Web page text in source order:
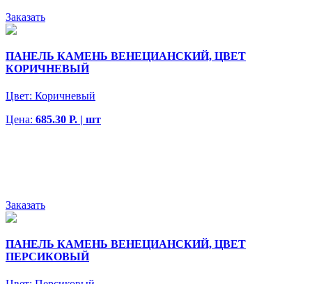
Заказать
ПАНЕЛЬ КАМЕНЬ ВЕНЕЦИАНСКИЙ, ЦВЕТ
КОРИЧНЕВЫЙ
Цвет: Коричневый
Цена: 685.30 Р. | шт
Заказать
ПАНЕЛЬ КАМЕНЬ ВЕНЕЦИАНСКИЙ, ЦВЕТ
ПЕРСИКОВЫЙ